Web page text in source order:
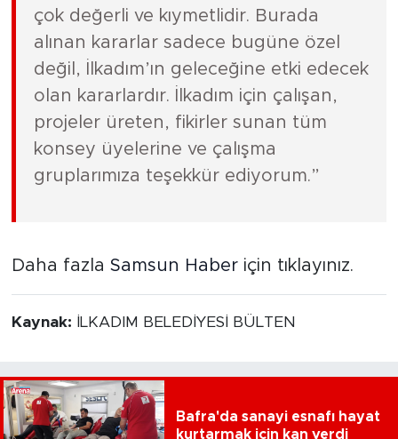
çok değerli ve kıymetlidir. Burada
alınan kararlar sadece bugüne özel
değil, İlkadım’ın geleceğine etki edecek
olan kararlardır. İlkadım için çalışan,
projeler üreten, fikirler sunan tüm
konsey üyelerine ve çalışma
gruplarımıza teşekkür ediyorum.”
Daha fazla Samsun Haberiçin tıklayınız.
Kaynak: İLKADIM BELEDİYESİ BÜLTEN
Bafra'da sanayi esnafı hayat
kurtarmak için kan verdi